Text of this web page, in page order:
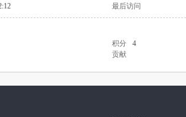
最后访问
积分 4
贡献